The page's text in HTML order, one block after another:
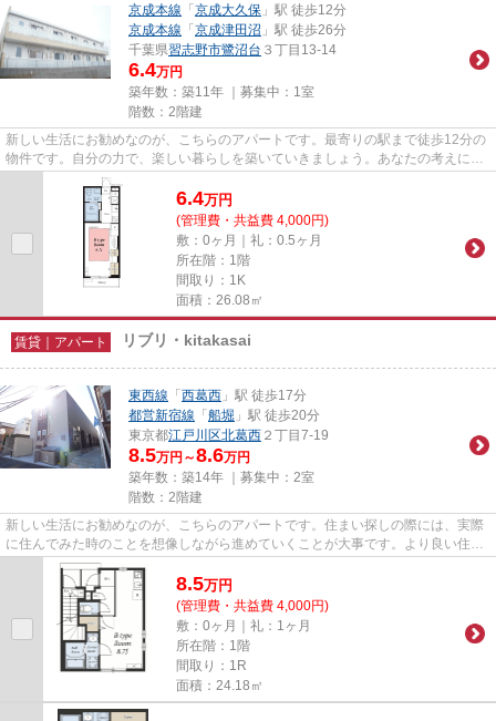
京成本線 「 京成大久保 」駅 徒歩12分
京成本線 「 京成津田沼 」駅 徒歩26分
千葉県習志野市鷺沼台 ３丁目13-14
6.4万円
築年数：築11年 ｜募集中： 1室
階数：2階建
新しい生活にお勧めなのが、こちらのアパートです。最寄りの駅まで徒歩12分の
物件です。自分の力で、楽しい暮らしを築いていきましょう。あなたの考えに沿
った物件選びのお手伝いをさ...
6.4万円
(管理費・共益費 4,000円)
敷：0ヶ月｜礼：0.5ヶ月
所在階：1階
間取り：1K
面積：26.08㎡
賃貸｜アパート リブリ・kitakasai
東西線 「 西葛西 」駅 徒歩17分
都営新宿線 「 船堀 」駅 徒歩20分
東京都江戸川区北葛西 ２丁目7-19
8.5万円～8.6万円
築年数：築14年 ｜募集中： 2室
階数：2階建
新しい生活にお勧めなのが、こちらのアパートです。住まい探しの際には、実際
に住んでみた時のことを想像しながら進めていくことが大事です。より良い住ま
いをご提供致します。
8.5万円
(管理費・共益費 4,000円)
敷：0ヶ月｜礼：1ヶ月
所在階：1階
間取り：1R
面積：24.18㎡